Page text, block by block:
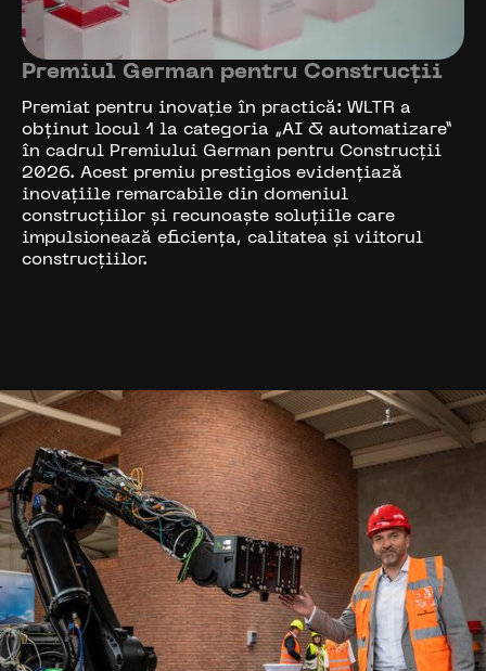
Premiul German pentru Construcții
Premiat pentru inovație în practică: WLTR a
obținut locul 1 la categoria „AI & automatizare”
în cadrul Premiului German pentru Construcții
2026. Acest premiu prestigios evidențiază
inovațiile remarcabile din domeniul
construcțiilor și recunoaște soluțiile care
impulsionează eficiența, calitatea și viitorul
construcțiilor.